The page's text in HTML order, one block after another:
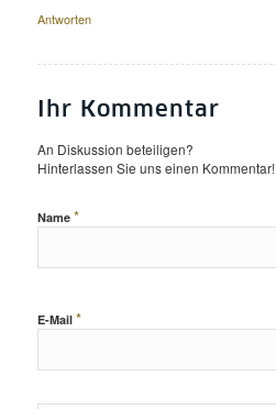
Antworten
Ihr Kommentar
An Diskussion beteiligen?
Hinterlassen Sie uns einen Kommentar!
Name *
E-Mail *